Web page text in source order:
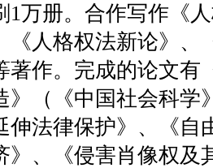
1万册。合作写作《
《人格权法新论》、
著作。完成的论文有
》（《中国社会科学
伸法律保护》、《自
》、《侵害肖像权及